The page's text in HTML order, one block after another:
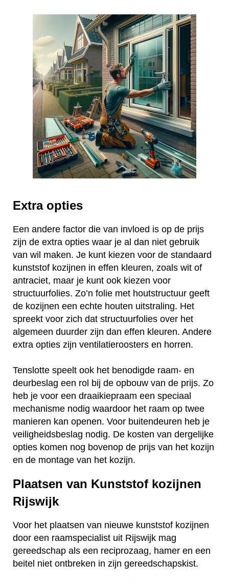
Extra opties
Een andere factor die van invloed is op de prijs
zijn de extra opties waar je al dan niet gebruik
van wil maken. Je kunt kiezen voor de standaard
kunststof kozijnen in effen kleuren, zoals wit of
antraciet, maar je kunt ook kiezen voor
structuurfolies. Zo’n folie met houtstructuur geeft
de kozijnen een echte houten uitstraling. Het
spreekt voor zich dat structuurfolies over het
algemeen duurder zijn dan effen kleuren. Andere
extra opties zijn ventilatieroosters en horren.
Tenslotte speelt ook het benodigde raam- en
deurbeslag een rol bij de opbouw van de prijs. Zo
heb je voor een draaikiepraam een speciaal
mechanisme nodig waardoor het raam op twee
manieren kan openen. Voor buitendeuren heb je
veiligheidsbeslag nodig. De kosten van dergelijke
opties komen nog bovenop de prijs van het kozijn
en de montage van het kozijn.
Plaatsen van Kunststof kozijnen
Rijswijk
Voor het plaatsen van nieuwe kunststof kozijnen
door een raamspecialist uit Rijswijk mag
gereedschap als een reciprozaag, hamer en een
beitel niet ontbreken in zijn gereedschapskist.